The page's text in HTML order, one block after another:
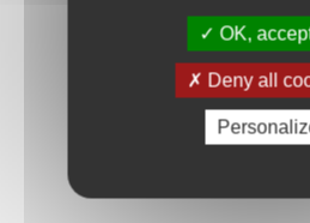
OK, accept
Deny all